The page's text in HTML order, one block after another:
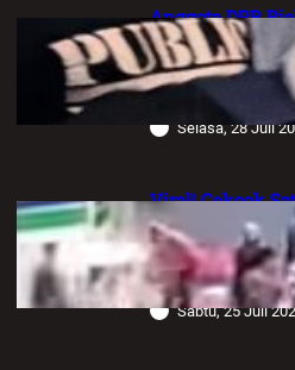
Anggota DPR
Soroti
Sendiri, Desak
Hukum
Selasa, 28 Juli
Viral! Cekcok
Pengemudi
Berujung
Anggota Polda
Sabtu, 25 Juli